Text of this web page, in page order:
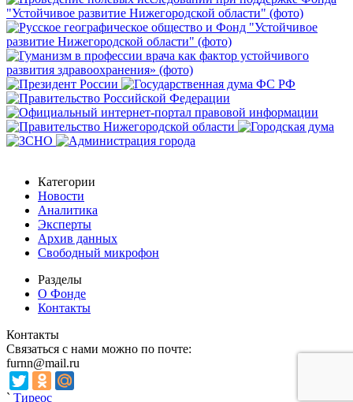
Категории
Новости
Аналитика
Эксперты
Архив данных
Свободный микрофон
Разделы
О Фонде
Контакты
Контакты
Связаться с нами можно по почте:
furnn@mail.ru
` Тиреос